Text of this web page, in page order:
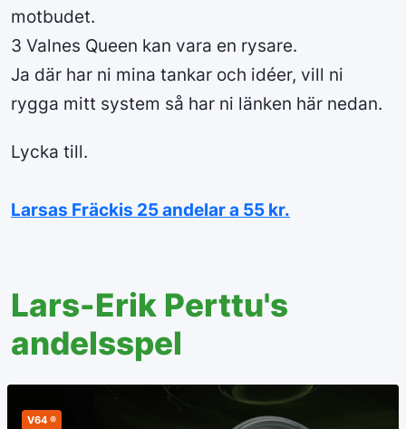
motbudet.
3 Valnes Queen kan vara en rysare.
Ja där har ni mina tankar och idéer, vill ni
rygga mitt system så har ni länken här nedan.
Lycka till.
Larsas Fräckis 25 andelar a 55 kr.
Lars-Erik Perttu's
andelsspel
V64 ®